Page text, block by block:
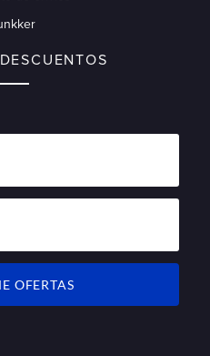
OFERTAS